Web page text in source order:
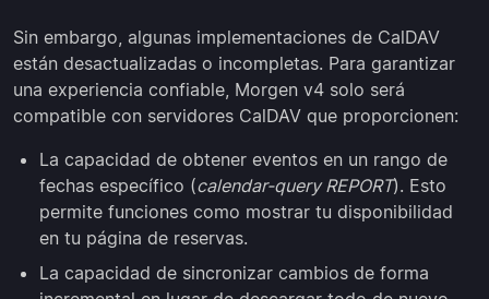
Sin embargo, algunas implementaciones de CalDAV
están desactualizadas o incompletas. Para garantizar
una experiencia confiable, Morgen v4 solo será
compatible con servidores CalDAV que proporcionen:
La capacidad de obtener eventos en un rango de
fechas específico (calendar-query REPORT). Esto
permite funciones como mostrar tu disponibilidad
en tu página de reservas.
La capacidad de sincronizar cambios de forma